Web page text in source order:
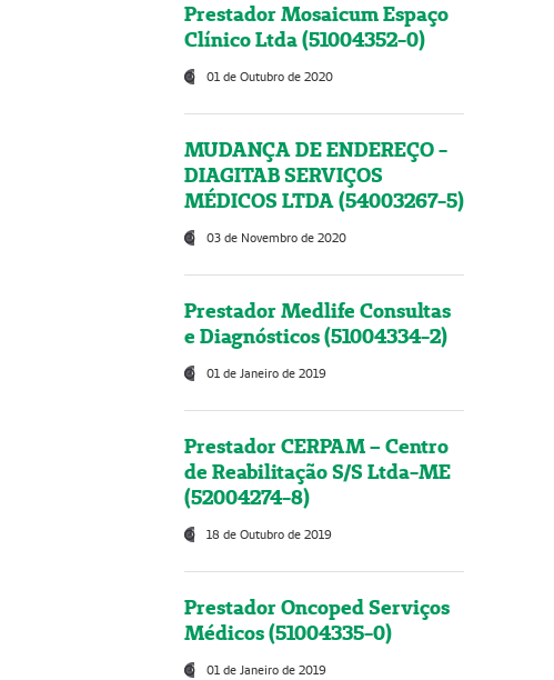
Prestador Mosaicum Espaço
Clínico Ltda (51004352-0)
01 de Outubro de 2020
MUDANÇA DE ENDEREÇO -
DIAGITAB SERVIÇOS
MÉDICOS LTDA (54003267-5)
03 de Novembro de 2020
Prestador Medlife Consultas
e Diagnósticos (51004334-2)
01 de Janeiro de 2019
Prestador CERPAM – Centro
de Reabilitação S/S Ltda-ME
(52004274-8)
18 de Outubro de 2019
Prestador Oncoped Serviços
Médicos (51004335-0)
01 de Janeiro de 2019